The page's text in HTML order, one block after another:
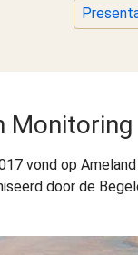
vond op
door de